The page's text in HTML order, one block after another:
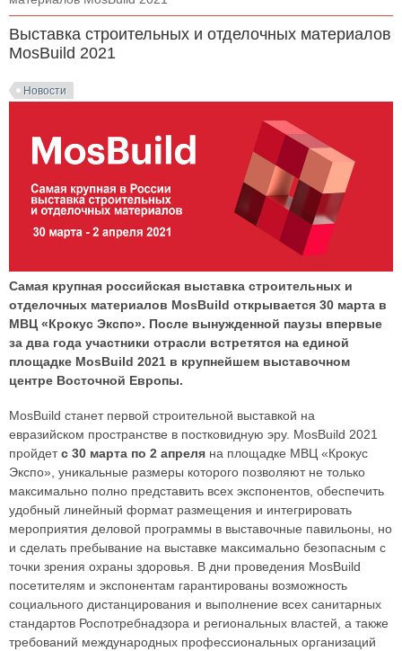
Выставка строительных и отделочных материалов
MosBuild 2021
Новости
Самая крупная российская выставка строительных и
отделочных материалов MosBuild открывается 30 марта в
МВЦ «Крокус Экспо». После вынужденной паузы впервые
за два года участники отрасли встретятся на единой
площадке MosBuild 2021 в крупнейшем выставочном
центре Восточной Европы.
MosBuild станет первой строительной выставкой на
евразийском пространстве в постковидную эру. MosBuild 2021
пройдетс 30 марта по 2 апреля на площадке МВЦ «Крокус
Экспо», уникальные размеры которого позволяют не только
максимально полно представить всех экспонентов, обеспечить
удобный линейный формат размещения и интегрировать
мероприятия деловой программы в выставочные павильоны, но
и сделать пребывание на выставке максимально безопасным с
точки зрения охраны здоровья. В дни проведения MosBuild
посетителям и экспонентам гарантированы возможность
социального дистанцирования и выполнение всех санитарных
стандартов Роспотребнадзора и региональных властей, а также
требований международных профессиональных организаций